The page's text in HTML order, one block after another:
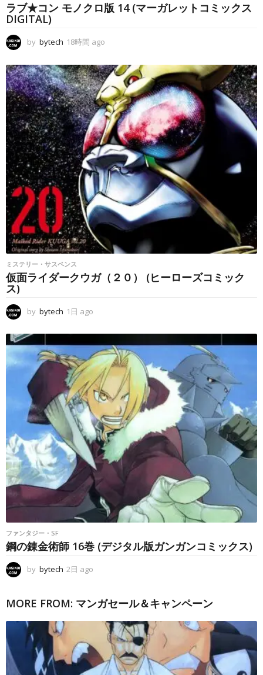
ラブ★コン モノクロ版 14 (マーガレットコミックス
DIGITAL)
by bytech 18時間 ago
時
間
a
g
o
ミステリー・サスペンス
仮面ライダークウガ（２０） (ヒーローズコミック
ス)
by bytech 1日 ago
a
g
o
ファンタジー・SF
鋼の錬金術師 16巻 (デジタル版ガンガンコミックス)
by bytech 2日 ago
g
MORE FROM: マンガセール＆キャンペーン